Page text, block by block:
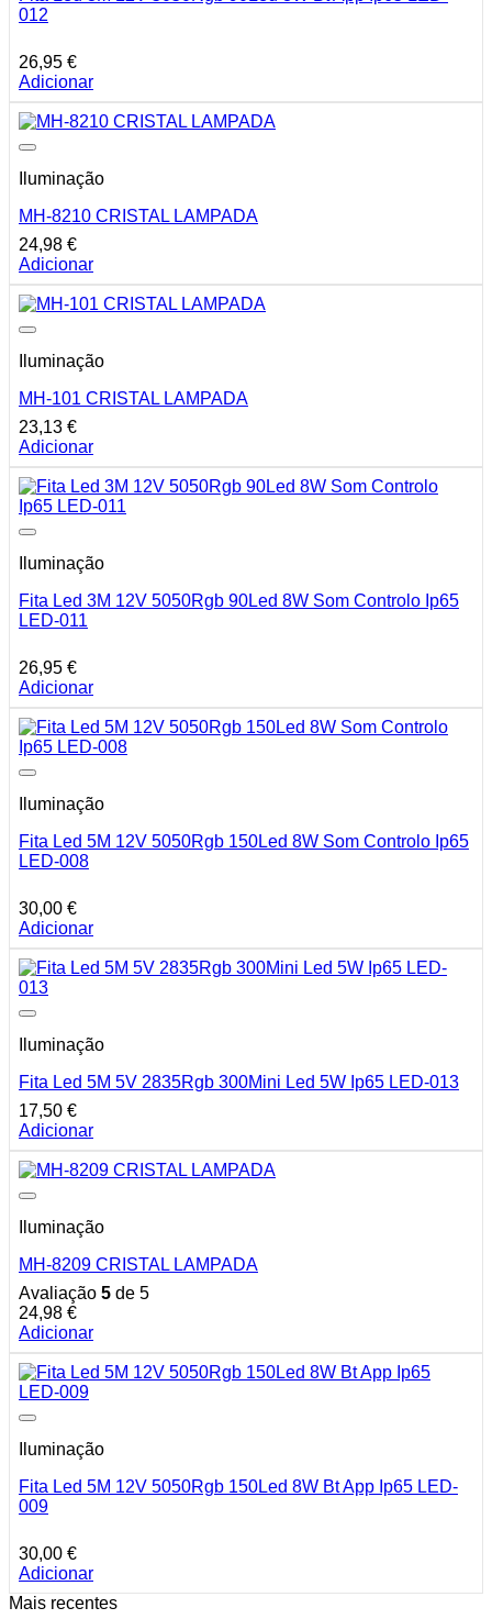
012
26,95 €
Adicionar
Iluminação
MH-8210 CRISTAL LAMPADA
24,98 €
Adicionar
Iluminação
MH-101 CRISTAL LAMPADA
23,13 €
Adicionar
Iluminação
Fita Led 3M 12V 5050Rgb 90Led 8W Som Controlo Ip65
LED-011
26,95 €
Adicionar
Iluminação
Fita Led 5M 12V 5050Rgb 150Led 8W Som Controlo Ip65
LED-008
30,00 €
Adicionar
Iluminação
Fita Led 5M 5V 2835Rgb 300Mini Led 5W Ip65 LED-013
17,50 €
Adicionar
Iluminação
MH-8209 CRISTAL LAMPADA
Avaliação 5 de 5
24,98 €
Adicionar
Iluminação
Fita Led 5M 12V 5050Rgb 150Led 8W Bt App Ip65 LED-
009
30,00 €
Adicionar
Mais recentes